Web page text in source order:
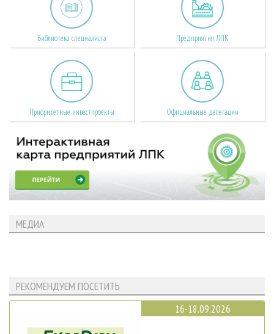
Библиотека специалиста Предприятия ЛПК
Приоритетные инвестпроекты Официальные делегации
МЕДИА
РЕКОМЕНДУЕМ ПОСЕТИТЬ
16-18.09.2026